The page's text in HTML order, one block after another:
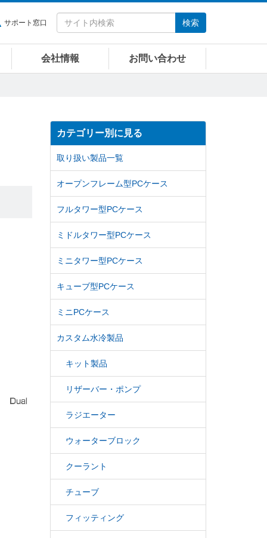
サポート窓口 検索
会社情報 お問い合わせ
カテゴリー別に見る
取り扱い製品一覧
オープンフレーム型PCケース
フルタワー型PCケース
ミドルタワー型PCケース
ミニタワー型PCケース
キューブ型PCケース
ミニPCケース
カスタム水冷製品
キット製品
リザーバー・ポンプ
ラジエーター
ウォーターブロック
クーラント
チューブ
フィッティング